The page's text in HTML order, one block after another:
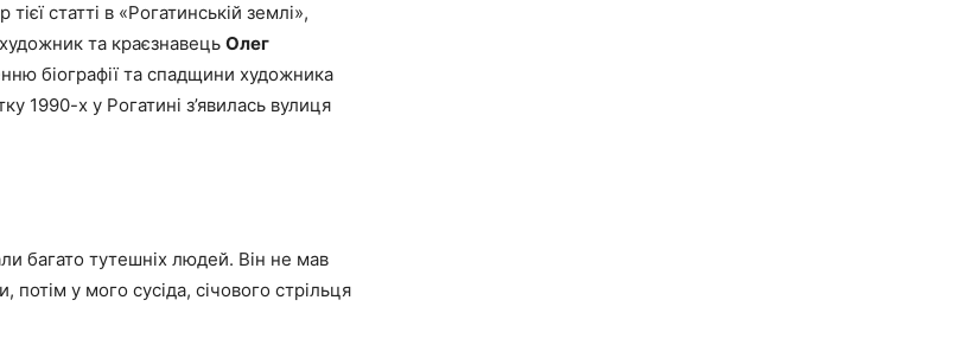
статті в «Рогатинській землі»,
та краєзнавець Олег
біографії та спадщини художника
1990-х у Рогатині з’явилась вулиця
багато тутешніх людей. Він не мав
потім у мого сусіда, січового стрільця